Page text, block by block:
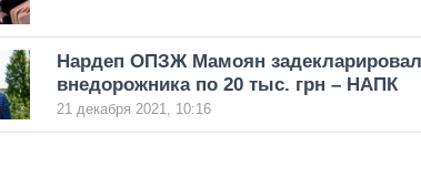
Нардеп ОПЗЖ Мамоян
внедорожника по 20 тыс. грн – НАПК
21 декабря 2021, 10:16